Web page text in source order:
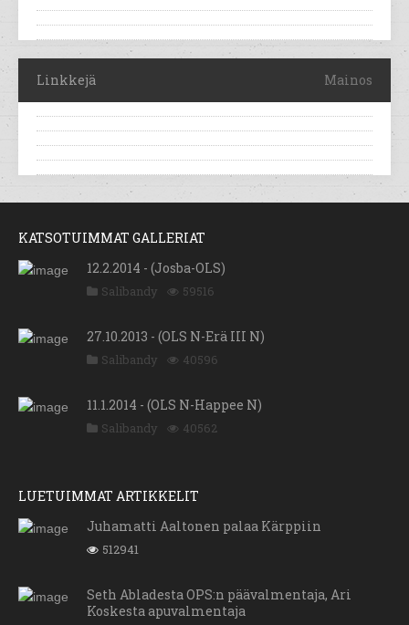
Linkkejä Mainos
KATSOTUIMMAT GALLERIAT
12.2.2014 - (Josba-OLS)
Salibandy 59516
27.10.2013 - (OLS N-Erä III N)
Salibandy 40596
11.1.2014 - (OLS N-Happee N)
Salibandy 40562
LUETUIMMAT ARTIKKELIT
Juhamatti Aaltonen palaa Kärppiin
512941
Seth Abladesta OPS:n päävalmentaja, Ari
Koskesta apuvalmentaja